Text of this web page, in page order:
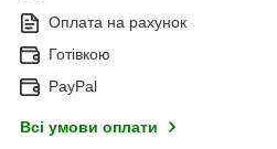
Оплата на рахунок
Готівкою
PayPal
Всі умови оплати